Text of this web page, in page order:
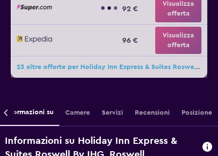
92 €
Visualizza
offerta
96 €
Visualizza
offerta
23 altre offerte per Holiday Inn Express & Suites Roswell By IHG
Informazioni su Camere Servizi Recensioni Posizione
Informazioni su Holiday Inn Express &